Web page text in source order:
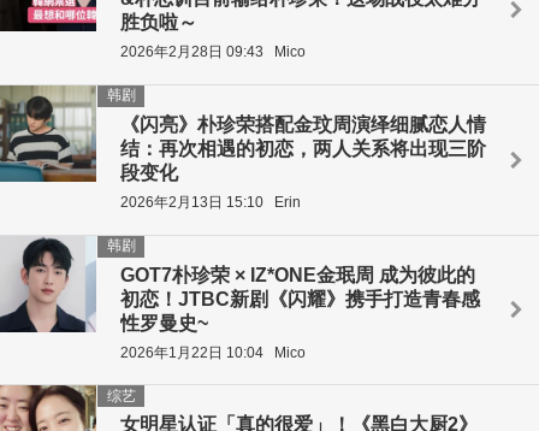
胜负啦～
2026年2月28日 09:43 Mico
《闪亮》朴珍荣搭配金玟周演绎细腻恋人情
结：再次相遇的初恋，两人关系将出现三阶
段变化
韩剧
2026年2月13日 15:10 Erin
GOT7朴珍荣 × IZ*ONE金珉周 成为彼此的
初恋！JTBC新剧《闪耀》携手打造青春感
性罗曼史~
韩剧
2026年1月22日 10:04 Mico
女明星认证「真的很爱」！《黑白大厨2》
综艺